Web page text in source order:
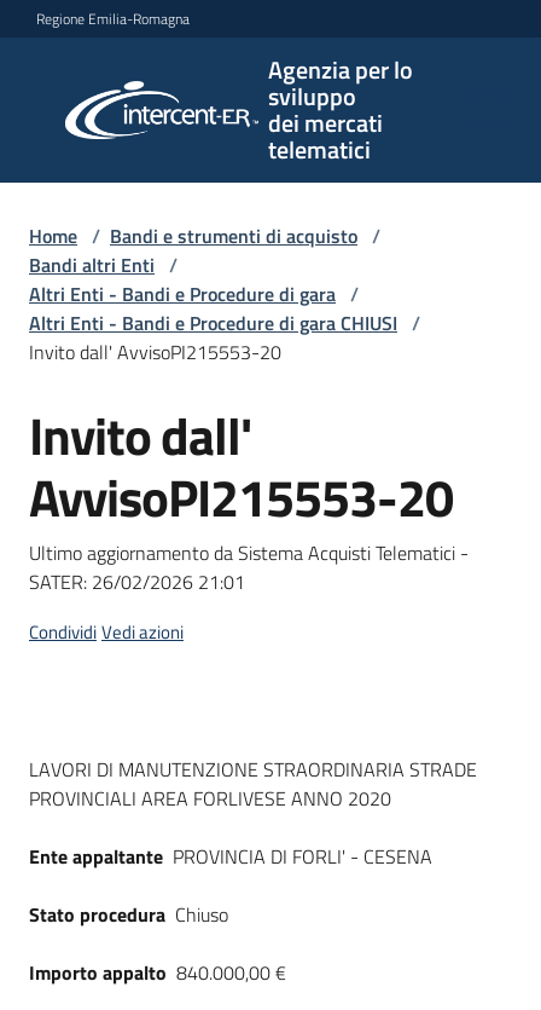
Vai al contenuto
Vai alla navigazione
Vai al footer
Regione Emilia-Romagna
Agenzia per lo
sviluppo
dei mercati
telematici
per lo
sviluppo
telematici
L'Agenzia
Bandi
strumenti
acquisto
telematiche
English
site
Home / Bandi e strumenti di acquisto /
Bandi altri Enti /
Altri Enti - Bandi e Procedure di gara /
Altri Enti - Bandi e Procedure di gara CHIUSI /
Invito dall' AvvisoPI215553-20
Salta al contenuto
Invito dall'
AvvisoPI215553-20
Ultimo aggiornamento da Sistema Acquisti Telematici -
SATER: 26/02/2026 21:01
CondividiVedi azioni
Dati del bando
LAVORI DI MANUTENZIONE STRAORDINARIA STRADE
PROVINCIALI AREA FORLIVESE ANNO 2020
Ente appaltante PROVINCIA DI FORLI' - CESENA
Stato procedura Chiuso
Importo appalto 840.000,00 €